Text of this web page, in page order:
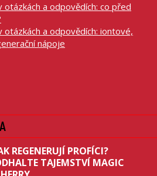
otázkách a odpovědích: co před
otázkách a odpovědích: iontové,
nápoje
REGENERUJÍ PROFÍCI?
TAJEMSTVÍ MAGIC